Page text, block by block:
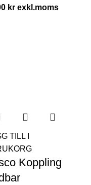
kr
TILL I
Koppling